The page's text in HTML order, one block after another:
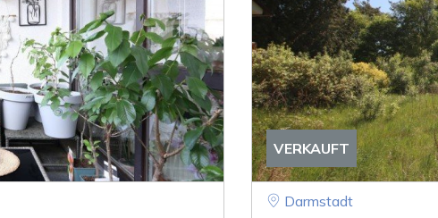
VERKAUFT
Darmstadt